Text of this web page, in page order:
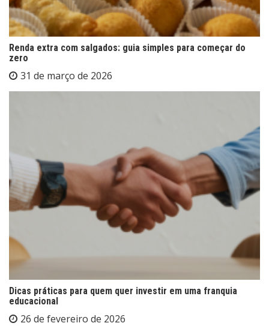
Renda extra com salgados: guia simples para começar do
zero
31 de março de 2026
Dicas práticas para quem quer investir em uma franquia
educacional
26 de fevereiro de 2026